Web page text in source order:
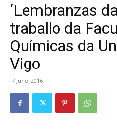
‘Lembranzas
traballo da
Químicas da
Vigo
7 June, 2016